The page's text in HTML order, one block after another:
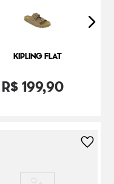
KIPLING FLAT
R$199,90